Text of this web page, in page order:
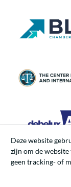
Deze website
zijn om de
geen tracking- of